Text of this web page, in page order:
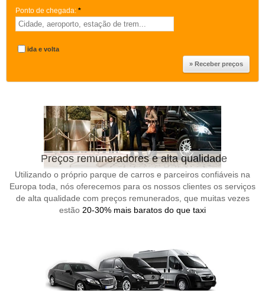
Ponto de chegada: *
ida e volta
Preços remuneradores e alta qualidade
Utilizando o próprio parque de carros e parceiros confiáveis na
Europa toda, nós oferecemos para os nossos clientes os serviços
de alta qualidade com preços remunerados, que muitas vezes
estão 20-30% mais baratos do que taxi